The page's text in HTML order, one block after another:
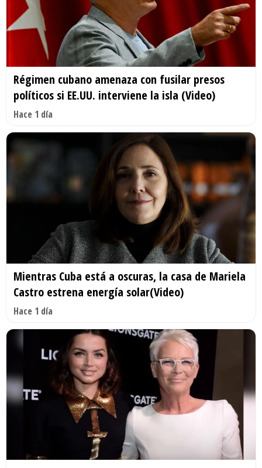
Régimen cubano amenaza con fusilar presos
políticos si EE.UU. interviene la isla (Video)
Hace 1 día
Mientras Cuba está a oscuras, la casa de Mariela
Castro estrena energía solar(Video)
Hace 1 día